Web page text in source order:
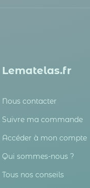
Lematelas.fr
Nous contacter
Suivre ma commande
Accéder à mon compte
Qui sommes-nous ?
Tous nos conseils